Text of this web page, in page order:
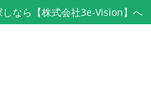
なら【株式会社3e-Vision】へ